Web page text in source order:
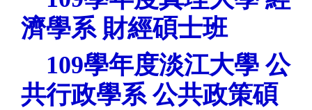
濟學系 財經碩士班
109學年度淡江大學 公
共行政學系 公共政策碩